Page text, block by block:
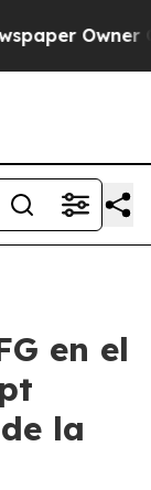
Owner
en el
la